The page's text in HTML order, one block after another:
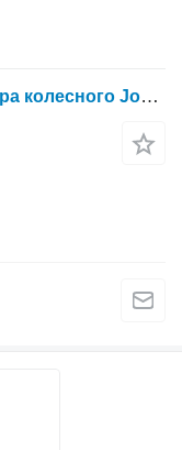
Гидронасос AL217930 для трактора колесного John Deere 6215r